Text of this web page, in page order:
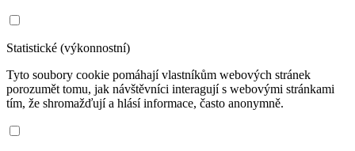
Statistické (výkonnostní)
Tyto soubory cookie pomáhají vlastníkům webových stránek
porozumět tomu, jak návštěvníci interagují s webovými stránkami
tím, že shromažďují a hlásí informace, často anonymně.